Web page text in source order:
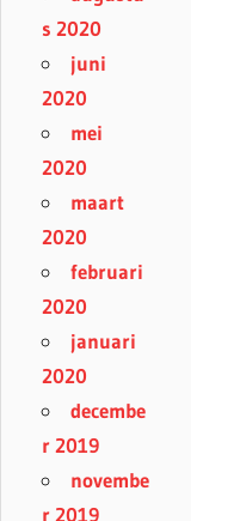
s 2020
juni
2020
mei
2020
maart
2020
februari
2020
januari
2020
decembe
r 2019
novembe
r 2019